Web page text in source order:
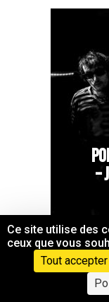
Ce site utilise des
ceux que vous
Tout accepter
–